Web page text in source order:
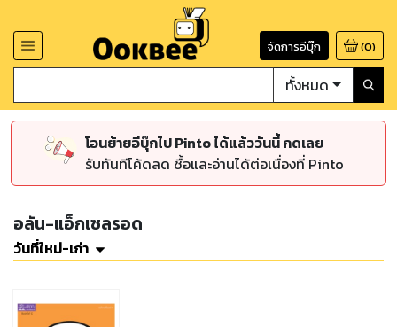
จัดการอีบุ๊ก (0)
ทั้งหมด
โอนย้ายอีบุ๊กไป Pinto ได้แล้ววันนี้ กดเลย
รับทันทีโค้ดลด ซื้อและอ่านได้ต่อเนื่องที่ Pinto
อลัน-แอ็กเซลรอด
วันที่ใหม่-เก่า